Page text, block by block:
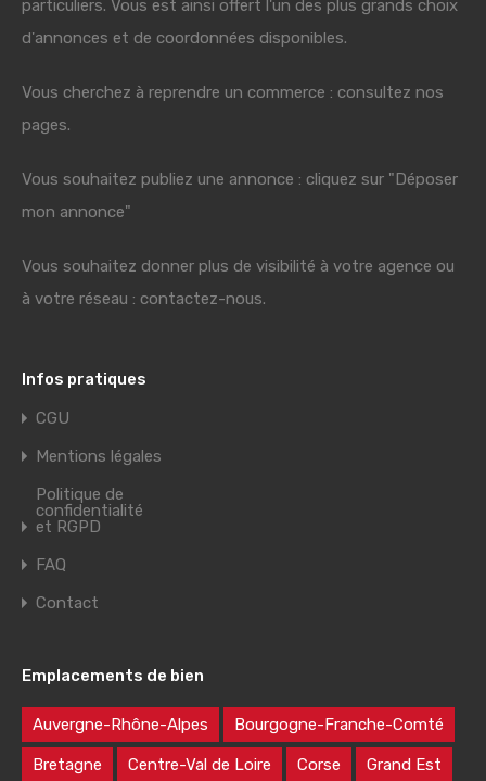
particuliers. Vous est ainsi offert l'un des plus grands choix
d'annonces et de coordonnées disponibles.
Vous cherchez à reprendre un commerce : consultez nos
pages.
Vous souhaitez publiez une annonce : cliquez sur "Déposer
mon annonce"
Vous souhaitez donner plus de visibilité à votre agence ou
à votre réseau : contactez-nous.
Infos pratiques
CGU
Mentions légales
Politique de
confidentialité
et RGPD
FAQ
Contact
Emplacements de bien
Auvergne-Rhône-Alpes Bourgogne-Franche-Comté
Bretagne Centre-Val de Loire Corse Grand Est